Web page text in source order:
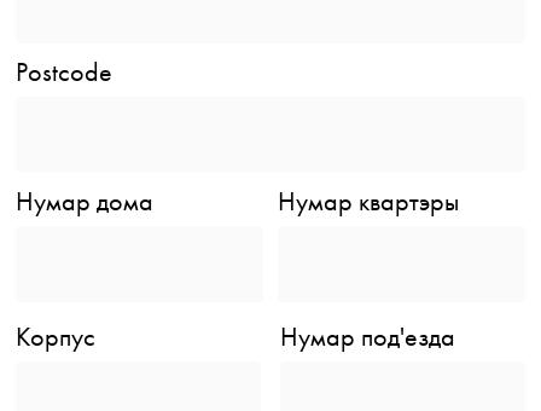
Postcode
Нумар дома Нумар квартэры
Корпус Нумар под'езда